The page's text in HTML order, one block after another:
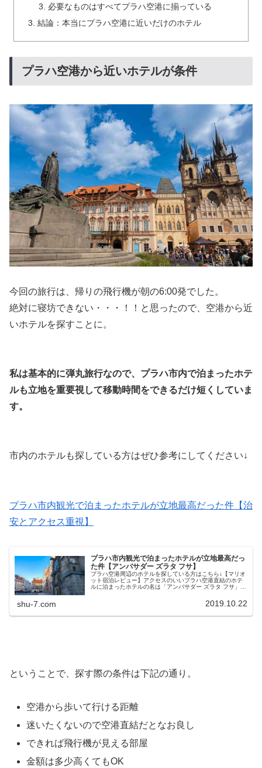
必要なものはすべてプラハ空港に揃っている
結論：本当にプラハ空港に近いだけのホテル
プラハ空港から近いホテルが条件
今回の旅行は、帰りの飛行機が朝の6:00発でした。
絶対に寝坊できない・・・！！と思ったので、空港から近
いホテルを探すことに。
私は基本的に弾丸旅行なので、プラハ市内で泊まったホテ
ルも立地を重要視して移動時間をできるだけ短くしていま
す。
市内のホテルも探している方はぜひ参考にしてください↓
プラハ市内観光で泊まったホテルが立地最高だった件【治
安とアクセス重視】
プラハ市内観光で泊まったホテルが立地最高だっ
た件【アンバサダー ズラタ フサ】
プラハ空港周辺のホテルを探している方はこちら↓【マリオ
ット宿泊レビュー】アクセスのいいプラハ空港直結のホテ
ルに泊まったホテルの名は「アンバサダー ズラタ フサ」今
shu-7.com 2019.10.22
ということで、探す際の条件は下記の通り。
空港から歩いて行ける距離
迷いたくないので空港直結だとなお良し
できれば飛行機が見える部屋
金額は多少高くてもOK